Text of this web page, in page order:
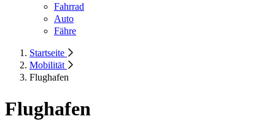
Fahrrad
Auto
Fähre
Startseite
Mobilität
Flughafen
Flughafen